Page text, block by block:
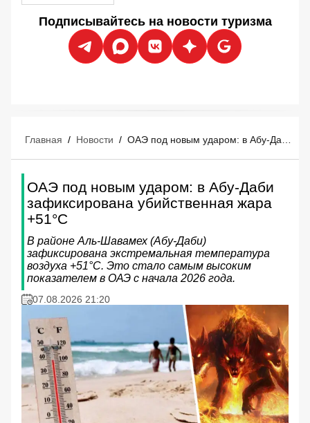
Подписывайтесь на новости туризма
Главная / Новости / ОАЭ под новым ударом: в Абу-Даби зафиксирована убийственная жара +51°C
ОАЭ под новым ударом: в Абу-Даби
зафиксирована убийственная жара
+51°C
В районе Аль-Шавамех (Абу-Даби)
зафиксирована экстремальная температура
воздуха +51°C. Это стало самым высоким
показателем в ОАЭ с начала 2026 года.
07.08.2026 21:20